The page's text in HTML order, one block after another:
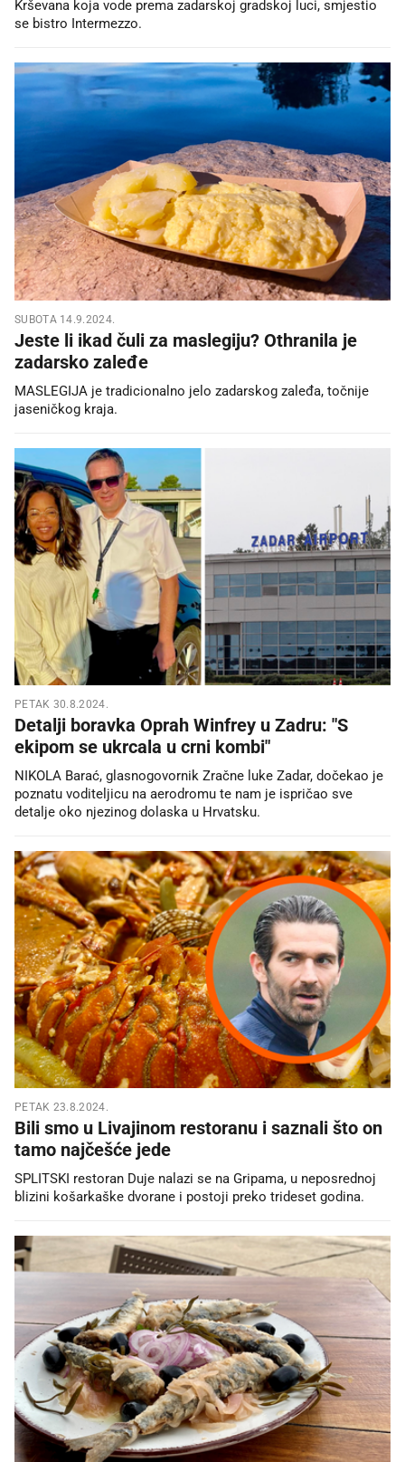
Krševana koja vode prema zadarskoj gradskoj luci, smjestio
se bistro Intermezzo.
SUBOTA 14.9.2024.
Jeste li ikad čuli za maslegiju? Othranila je
zadarsko zaleđe
MASLEGIJA je tradicionalno jelo zadarskog zaleđa, točnije
jaseničkog kraja.
PETAK 30.8.2024.
Detalji boravka Oprah Winfrey u Zadru: "S
ekipom se ukrcala u crni kombi"
NIKOLA Barać, glasnogovornik Zračne luke Zadar, dočekao je
poznatu voditeljicu na aerodromu te nam je ispričao sve
detalje oko njezinog dolaska u Hrvatsku.
PETAK 23.8.2024.
Bili smo u Livajinom restoranu i saznali što on
tamo najčešće jede
SPLITSKI restoran Duje nalazi se na Gripama, u neposrednoj
blizini košarkaške dvorane i postoji preko trideset godina.